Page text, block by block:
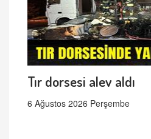
Tır dorsesi alev aldı
6 Ağustos 2026 Perşembe